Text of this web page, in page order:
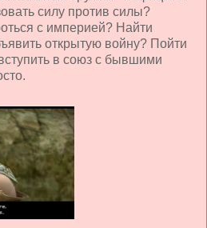
силу против силы?
с империей? Найти
открытую войну? Пойти
в союз с бывшими